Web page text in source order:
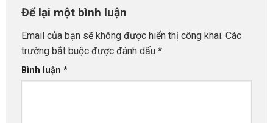
Để lại một bình luận
Email của bạn sẽ không được hiển thị công khai. Các
trường bắt buộc được đánh dấu *
Bình luận *